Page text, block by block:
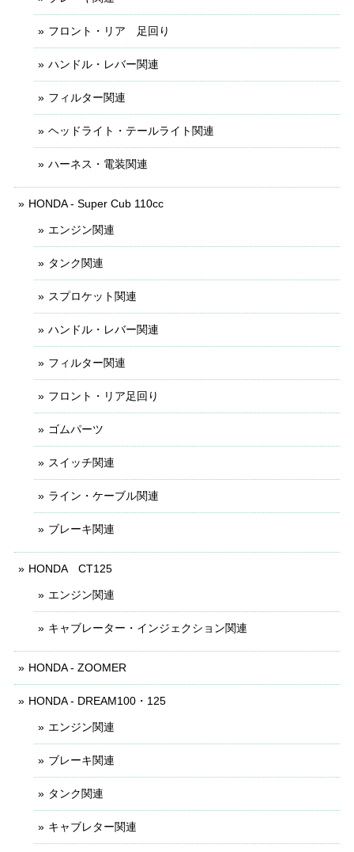
フロント・リア 足回り
ハンドル・レバー関連
フィルター関連
ヘッドライト・テールライト関連
ハーネス・電装関連
HONDA - Super Cub 110cc
エンジン関連
タンク関連
スプロケット関連
ハンドル・レバー関連
フィルター関連
フロント・リア足回り
ゴムパーツ
スイッチ関連
ライン・ケーブル関連
ブレーキ関連
HONDA CT125
エンジン関連
キャブレーター・インジェクション関連
HONDA - ZOOMER
HONDA - DREAM100・125
エンジン関連
ブレーキ関連
タンク関連
キャブレター関連